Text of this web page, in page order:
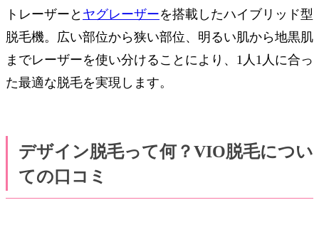
トレーザーと ヤグレーザーを搭載したハイブリッド型
脱毛機。広い部位から狭い部位、明るい肌から地黒肌
までレーザーを使い分けることにより、1人1人に合っ
た最適な脱毛を実現します。
デザイン脱毛って何？VIO脱毛につい
ての口コミ